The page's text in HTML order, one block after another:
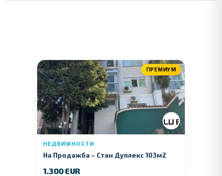
ПРЕМИУМ
НЕДВИЖНОСТИ
На Продажба – Стан Дуплекс 103м2
1.300 EUR